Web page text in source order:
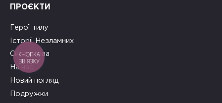
ПРОЄКТИ
Герої тилу
Історії Незламних
Сила слова
На часі
Новий погляд
Подружки
КНОПКА
ЗВ'ЯЗКУ